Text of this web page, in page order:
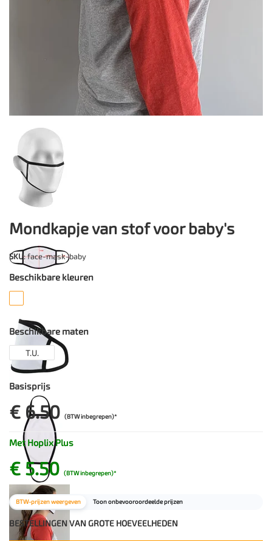
Mondkapje van stof voor baby's
SKU: face-mask-baby
Beschikbare kleuren
Beschikbare maten
T.U.
Basisprijs
€ 6.50 (BTW inbegrepen)*
Met Hoplix Plus
€ 5.50 (BTW inbegrepen)*
BTW-prijzen weergeven Toon onbevooroordeelde prijzen
BESTELLINGEN VAN GROTE HOEVEELHEDEN